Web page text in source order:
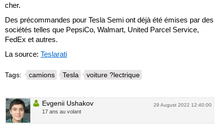
cher.
Des précommandes pour Tesla Semi ont déjà été émises par des
sociétés telles que PepsiCo, Walmart, United Parcel Service,
FedEx et autres.
La source: Teslarati
Tags: camions Tesla voiture ?lectrique
29 August 2022 12:40:00
Evgenii Ushakov
17 ans au volant